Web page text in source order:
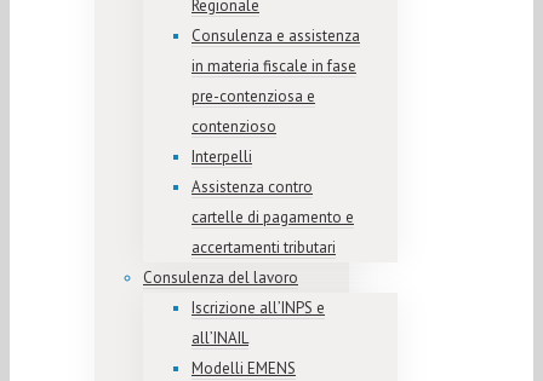
Regionale
Consulenza e assistenza
in materia fiscale in fase
pre-contenziosa e
contenzioso
Interpelli
Assistenza contro
cartelle di pagamento e
accertamenti tributari
Consulenza del lavoro
Iscrizione all’INPS e
all’INAIL
Modelli EMENS